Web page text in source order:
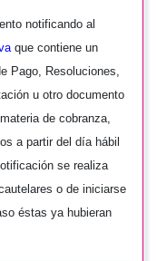
notificando al
que contiene un
Pago, Resoluciones,
u otro documento
de cobranza,
a partir del día hábil
se realiza
o de iniciarse
éstas ya hubieran